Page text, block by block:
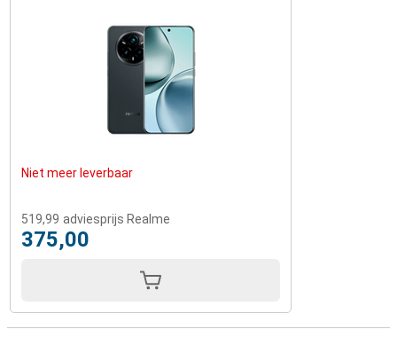
Niet meer leverbaar
519,99 adviesprijs Realme
375,00